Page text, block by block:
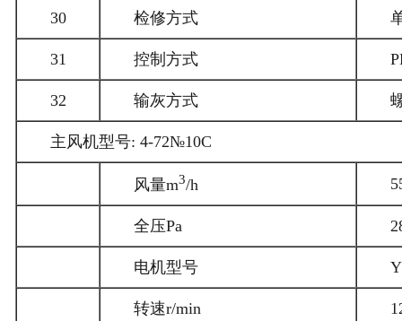
30 检修方式
31 控制方式
32 输灰方式
主风机型号: 4-72№10C
风量m3/h
全压Pa
电机型号
转速r/min